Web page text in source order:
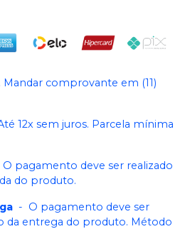
Mandar comprovante em (11)
12x sem juros. Parcela mínima
O pagamento deve ser realizado
do produto.
- O pagamento deve ser
da entrega do produto. Método